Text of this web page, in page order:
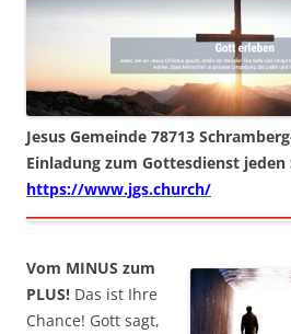
Jesus Gemeinde 78713
Einladung zum Gottesdienst jeden
https://www.jgs.church/
Vom MINUS zum
PLUS! Das ist Ihre
Chance! Gott sagt,